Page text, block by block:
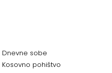
Dnevne sobe
Kosovno pohištvo